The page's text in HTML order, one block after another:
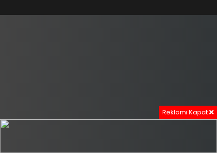
Reklamı Kapat